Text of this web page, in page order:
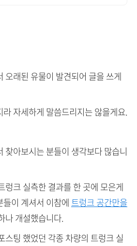
오래된 유물이 발견되어 글을 쓰게
자세하게 말씀드리지는 않을게요.
찾아보시는 분들이 생각보다 많습니
렁크 실측한 결과를 한 곳에 모은게
이 계셔서 이참에 트렁크 공간만을
나 개설했습니다.
스팅 했었던 각종 차량의 트렁크 실